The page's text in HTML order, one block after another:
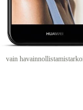
vain